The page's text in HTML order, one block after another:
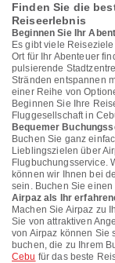
Finden Sie die
Reiseerlebnis
Beginnen Sie Ihr
Es gibt viele
Ort für Ihr Abenteuer
pulsierende
Stränden entspannen
einer Reihe von
Beginnen Sie Ihre
Fluggesellschaft in
Bequemer
Buchen Sie ganz
Lieblingszielen über
Flugbuchungsservice.
können wir Ihnen bei
sein. Buchen Sie
Airpaz als Ihr
Machen Sie Airpaz zu
Sie von attraktiven
von Airpaz können Sie
buchen, die zu Ihrem
Cebu für das beste